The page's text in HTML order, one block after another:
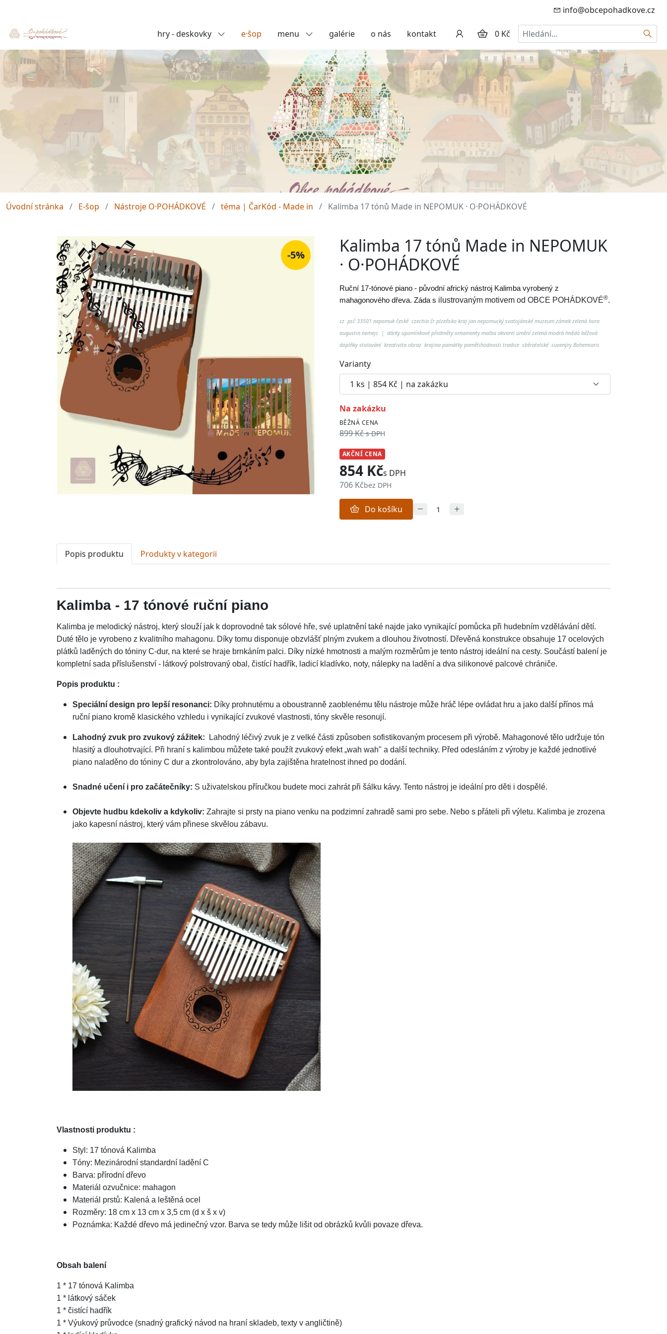
info@obcepohadkove.cz
hry - deskovky e·šop menu galérie o nás kontakt 0 Kč Hledat
Úvodní stránka E-šop Nástroje O·POHÁDKOVÉ téma | ČarKód - Made in Kalimba 17 tónů Made in NEPOMUK · O·POHÁDKOVÉ
-5%
Kalimba 17 tónů Made in NEPOMUK
· O·POHÁDKOVÉ
Ruční 17-tónové piano - původní africký nástroj Kalimba vyrobený z
mahagonového dřeva. Záda s ilustrovaným motivem od OBCE POHÁDKOVÉ®.
cz psč 33501 nepomuk české czechia čr plzeňsko kraj jan nepomucký svatojánské muzeum zámek zelená hora
augustin nemejc | dárky upomínkové předměty ornamenty malba akvarel umění zelená modrá hnědá béžová
doplňky stolování kreativita obraz krajina památky pamětihodnosti tradice sběratelské suvenýry Bohemiaris
Varianty
na zakázku
BĚŽNÁ CENA
899 Kč s DPH
AKČNÍ CENA
854 Kčs DPH
706 Kčbez DPH
Do košíku
Popis produktu Produkty v kategorii
Kalimba - 17 tónové ruční piano
Kalimba je melodický nástroj, který slouží jak k doprovodné tak sólové hře, své uplatnění také najde jako vynikající pomůcka při hudebním vzdělávání dětí.
Duté tělo je vyrobeno z kvalitního mahagonu. Díky tomu disponuje obzvlášť plným zvukem a dlouhou životností. Dřevěná konstrukce obsahuje 17 ocelových
plátků laděných do tóniny C-dur, na které se hraje brnkáním palci. Díky nízké hmotnosti a malým rozměrům je tento nástroj ideální na cesty. Součástí balení je
kompletní sada příslušenství - látkový polstrovaný obal, čistící hadřík, ladicí kladívko, noty, nálepky na ladění a dva silikonové palcové chrániče.
Popis produktu :
Speciální design pro lepší resonanci: Díky prohnutému a oboustranně zaoblenému tělu nástroje může hráč lépe ovládat hru a jako další přínos má
ruční piano kromě klasického vzhledu i vynikající zvukové vlastnosti, tóny skvěle resonují.
Lahodný zvuk pro zvukový zážitek:
Lahodný léčivý zvuk je z velké části způsoben sofistikovaným procesem při výrobě. Mahagonové tělo udržuje tón
hlasitý a dlouhotrvající. Při hraní s kalimbou můžete také použít zvukový efekt „wah wah" a další techniky. Před odesláním z výroby je každé jednotlivé
piano naladěno do tóniny C dur a zkontrolováno, aby byla zajištěna hratelnost ihned po dodání.
Snadné učení i pro začátečníky: S uživatelskou příručkou budete moci zahrát při šálku kávy. Tento nástroj je ideální pro děti i dospělé.
Objevte hudbu kdekoliv a kdykoliv: Zahrajte si prsty na piano venku na podzimní zahradě sami pro sebe. Nebo s přáteli při výletu. Kalimba je zrozena
jako kapesní nástroj, který vám přinese skvělou zábavu.
Vlastnosti produktu :
Styl: 17 tónová Kalimba
Tóny: Mezinárodní standardní ladění C
Barva: přírodní dřevo
Materiál ozvučnice: mahagon
Materiál prstů: Kalená a leštěná ocel
Rozměry: 18 cm x 13 cm x 3,5 cm (d x š x v)
Poznámka: Každé dřevo má jedinečný vzor. Barva se tedy může lišit od obrázků kvůli povaze dřeva.
Obsah balení
1 * 17 tónová Kalimba
1 * látkový sáček
1 * čistící hadřík
1 * Výukový průvodce (snadný grafický návod na hraní skladeb, texty v angličtině)